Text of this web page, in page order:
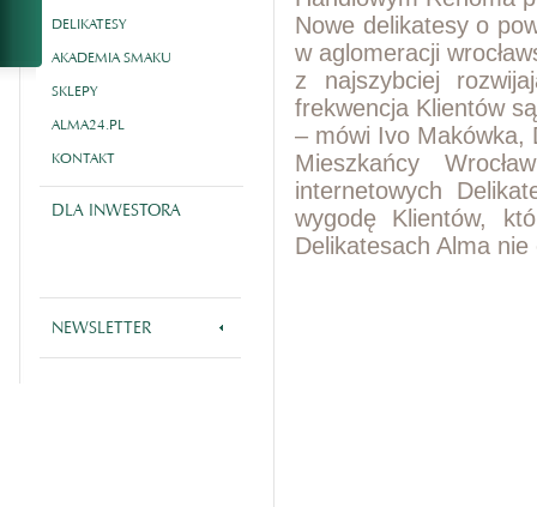
DELIKATESY
AKADEMIA SMAKU
SKLEPY
ALMA24.PL
KONTAKT
DLA INWESTORA
NEWSLETTER
Nowe delikatesy o
w aglomeracji
z najszybciej
frekwencja Klientów
– mówi Ivo Makówka,
Mieszkańcy
internetowych
wygodę Klientów,
Delikatesach Alma